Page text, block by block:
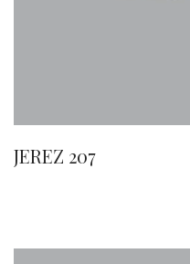
JEREZ 207